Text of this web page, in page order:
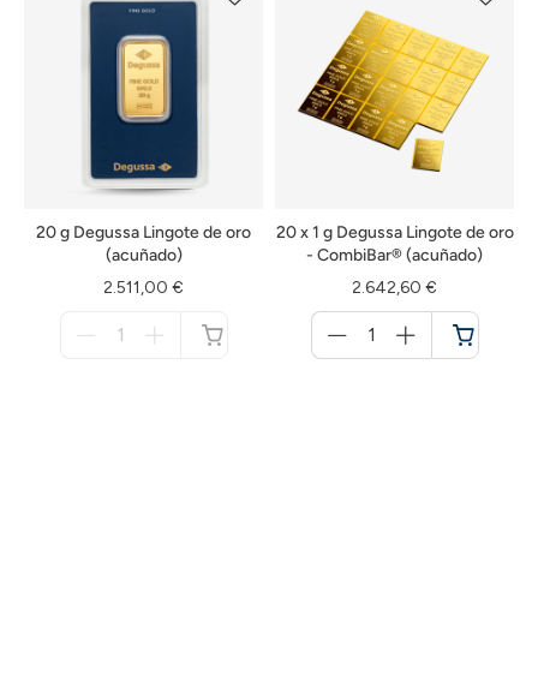
20 g Degussa Lingote de oro
(acuñado)
2.511,00 €
20 x 1 g Degussa Lingote de oro
- CombiBar® (acuñado)
2.642,60 €
für
Cesta